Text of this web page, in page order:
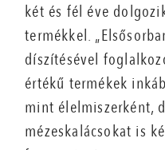
két és fél éve
termékkel.
díszítésével
értékű termékek
mint élelmiszerként,
mézeskalácsokat is